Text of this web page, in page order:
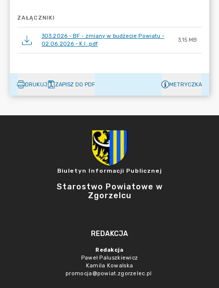
ZAŁĄCZNIKI
303.2026 - BF - zmiany w budżecie Powiatu -
02.06.2026 - K.I..pdf
3.15 MB
DRUKUJ ZAPISZ DO PDF METRYCZKA
Biuletyn Informacji Publicznej
Starostwo Powiatowe w
Zgorzelcu
REDAKCJA
Redakcja
Paweł Paluszkiewicz
Kamila Kowalska
promocja@powiat.zgorzelec.pl